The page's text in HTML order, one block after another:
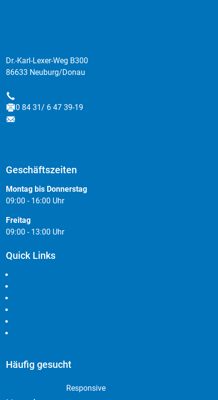
Dr.-Karl-Lexer-Weg B300
86633 Neuburg/Donau
Telefon
Fax
0 84 31/ 6 47 39-19
E-Mail
Geschäftszeiten
Montag bis Donnerstag
09:00 - 16:00 Uhr
Freitag
09:00 - 13:00 Uhr
Quick Links
Häufig gesucht
Responsive